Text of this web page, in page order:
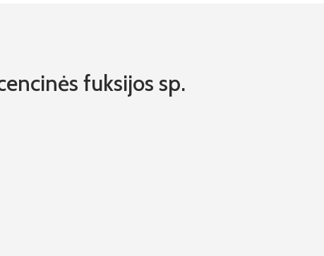
fuksijos sp.
fuksijos sp.